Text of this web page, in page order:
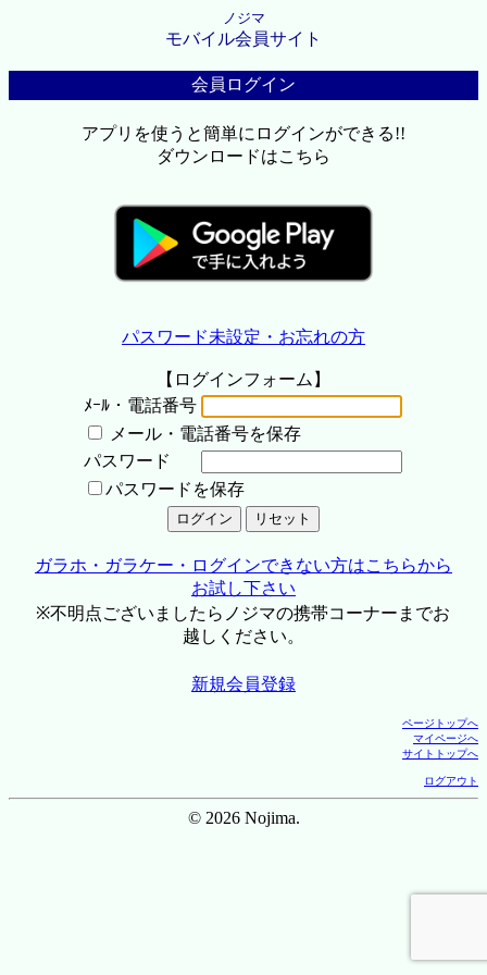
ノジマ
モバイル会員サイト
会員ログイン
アプリを使うと簡単にログインができる!!
ダウンロードはこちら
パスワード未設定・お忘れの方
【ログインフォーム】
ﾒｰﾙ・電話番号
メール・電話番号を保存
パスワード
パスワードを保存
ガラホ・ガラケー・ログインできない方はこちらから
お試し下さい
※不明点ございましたらノジマの携帯コーナーまでお
越しください。
新規会員登録
ページトップへ
マイページへ
サイトトップへ
ログアウト
© 2026 Nojima.